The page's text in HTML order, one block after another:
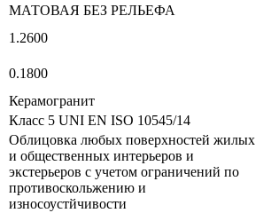
МАТОВАЯ БЕЗ РЕЛЬЕФА
1.2600
0.1800
Керамогранит
Класс 5 UNI EN ISO 10545/14
Облицовка любых поверхностей жилых
и общественных интерьеров и
экстерьеров с учетом ограничений по
противоскольжению и
износоустйчивости